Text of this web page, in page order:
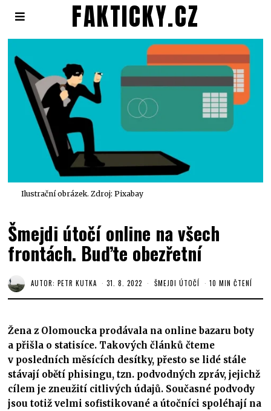
FAKTICKY.CZ
Ilustrační obrázek. Zdroj: Pixabay
Šmejdi útočí online na všech
frontách. Buďte obezřetní
AUTOR:PETR KUTKA 31. 8. 2022 ŠMEJDI ÚTOČÍ 10 MIN ČTENÍ
Žena z Olomoucka prodávala na online bazaru boty
a přišla o statisíce. Takových článků čteme
v posledních měsících desítky, přesto se lidé stále
stávají obětí phisingu, tzn. podvodných zpráv, jejichž
cílem je zneužití citlivých údajů. Současné podvody
jsou totiž velmi sofistikované a útočníci spoléhají na